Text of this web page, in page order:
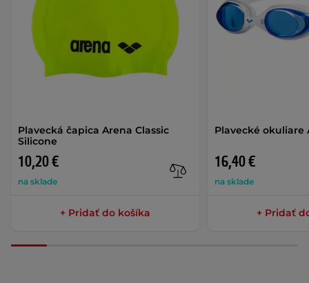
Plavecká čapica Arena Classic
Silicone
10,20 €
na sklade
+ Pridať do košíka
Plavecké okuliare
16,40 €
na sklade
+ Pridať